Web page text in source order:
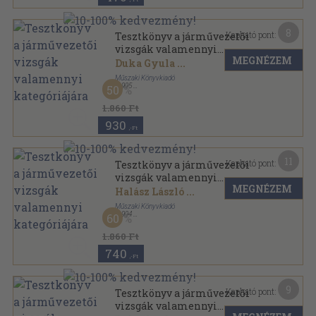
Tesztkönyv a járművezetői
vizsgák valamennyi
kategóriájára
Duka Gyula ...
Műszaki Könyvkiadó
, 1995
Ragasztott papírkötés
Tesztkönyv sorozat
1.860 Ft
50
930 ,-Ft
Kapható pont:
MEGNÉZEM
Tesztkönyv a járművezetői
vizsgák valamennyi
kategóriájára
Halász László ...
Műszaki Könyvkiadó
, 1994
Ragasztott papírkötés
Tesztkönyv sorozat
1.860 Ft
60
740 ,-Ft
Kapható pont:
MEGNÉZEM
Tesztkönyv a járművezetői
vizsgák valamennyi
Kapható pont: